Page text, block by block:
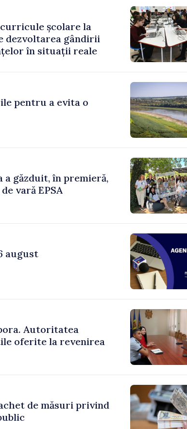
școlare la
dezvoltarea gândirii
în situații reale
pentru a evita o
a găzduit, în premieră,
vară EPSA
august
Autoritatea
oferite la revenirea
de măsuri privind